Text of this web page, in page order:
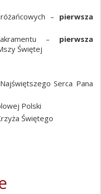
– pierwsza
– pierwsza
Świętej
Serca Pana
Polski
Świętego